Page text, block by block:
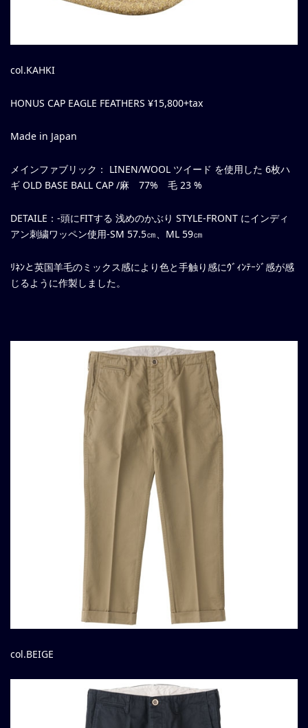
col.KAHKI
HONUS CAP EAGLE FEATHERS ¥15,800+tax
Made in Japan
メインファブリック： LINEN/WOOL ツイード を使用した 6枚ハ
ギ OLD BASE BALL CAP /麻 77% 毛 23 %
DETAILE：-頭にFITする 浅めのかぶり STYLE-FRONT にインディ
アン刺繍ワッペン使用-SM 57.5㎝、ML 59㎝
ﾘﾈﾝと英国羊毛のミックス感により色と手触り感にｳﾞｨﾝﾃｰｼﾞ感が感
じるように作製しました。
col.BEIGE